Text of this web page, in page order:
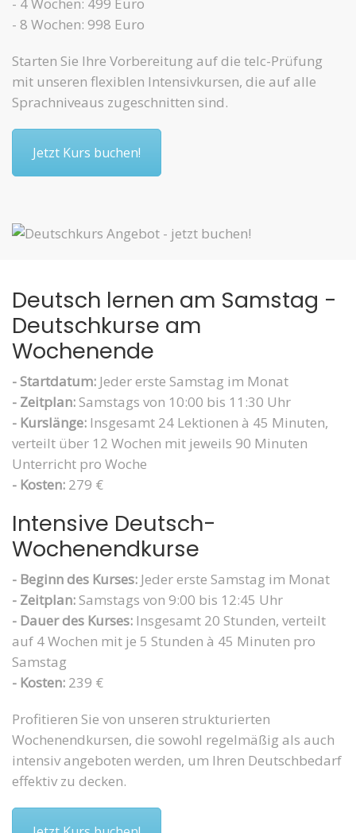
- 4 Wochen: 499 Euro
- 8 Wochen: 998 Euro
Starten Sie Ihre Vorbereitung auf die telc-Prüfung
mit unseren flexiblen Intensivkursen, die auf alle
Sprachniveaus zugeschnitten sind.
Jetzt Kurs buchen!
Deutsch lernen am Samstag -
Deutschkurse am
Wochenende
- Startdatum: Jeder erste Samstag im Monat
- Zeitplan: Samstags von 10:00 bis 11:30 Uhr
- Kurslänge: Insgesamt 24 Lektionen à 45 Minuten,
verteilt über 12 Wochen mit jeweils 90 Minuten
Unterricht pro Woche
- Kosten: 279 €
Intensive Deutsch-
Wochenendkurse
- Beginn des Kurses: Jeder erste Samstag im Monat
- Zeitplan: Samstags von 9:00 bis 12:45 Uhr
- Dauer des Kurses: Insgesamt 20 Stunden, verteilt
auf 4 Wochen mit je 5 Stunden à 45 Minuten pro
Samstag
- Kosten: 239 €
Profitieren Sie von unseren strukturierten
Wochenendkursen, die sowohl regelmäßig als auch
intensiv angeboten werden, um Ihren Deutschbedarf
effektiv zu decken.